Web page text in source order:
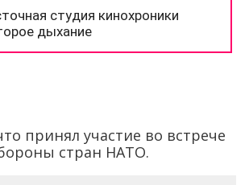
принял участие во встрече
стран НАТО.